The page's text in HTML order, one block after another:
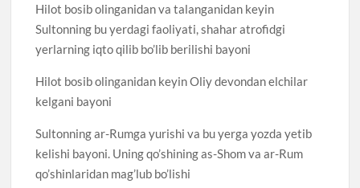
Hilot bosib olinganidan va talanganidan keyin
Sultonning bu yerdagi faoliyati, shahar atrofidgi
yerlarning iqto qilib bo’lib berilishi bayoni
Hilot bosib olinganidan keyin Oliy devondan elchilar
kelgani bayoni
Sultonning ar-Rumga yurishi va bu yerga yozda yetib
kelishi bayoni. Uning qo’shining as-Shom va ar-Rum
qo’shinlaridan mag’lub bo’lishi